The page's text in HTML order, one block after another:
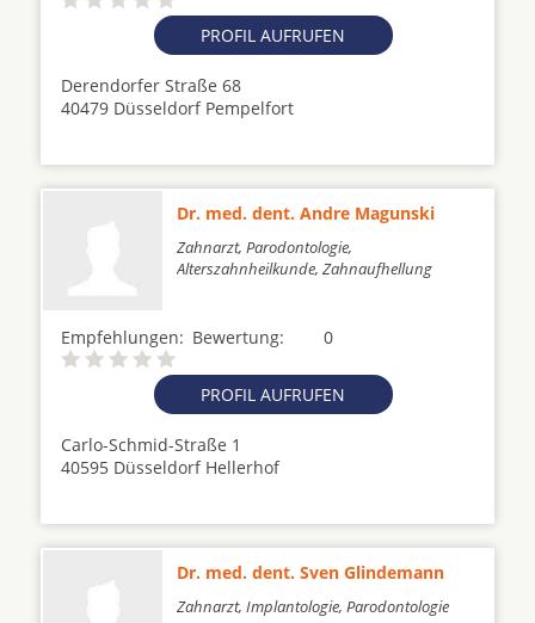
PROFIL AUFRUFEN
Derendorfer Straße 68
40479 Düsseldorf Pempelfort
Dr. med. dent. Andre Magunski
Zahnarzt, Parodontologie,
Alterszahnheilkunde, Zahnaufhellung
Empfehlungen: 0
Bewertung:
PROFIL AUFRUFEN
Carlo-Schmid-Straße 1
40595 Düsseldorf Hellerhof
Dr. med. dent. Sven Glindemann
Zahnarzt, Implantologie, Parodontologie